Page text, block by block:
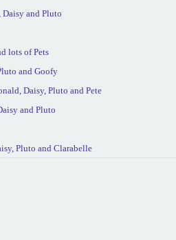
and Pluto
lots of Pets
and Goofy
Daisy, Pluto and Pete
and Pluto
Pluto and Clarabelle